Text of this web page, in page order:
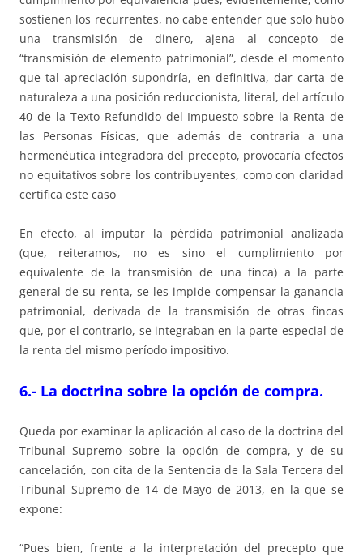
sostienen los recurrentes, no cabe entender que solo hubo
una transmisión de dinero, ajena al concepto de
“transmisión de elemento patrimonial”, desde el momento
que tal apreciación supondría, en definitiva, dar carta de
naturaleza a una posición reduccionista, literal, del artículo
40 de la Texto Refundido del Impuesto sobre la Renta de
las Personas Físicas, que además de contraria a una
hermenéutica integradora del precepto, provocaría efectos
no equitativos sobre los contribuyentes, como con claridad
certifica este caso
En efecto, al imputar la pérdida patrimonial analizada
(que, reiteramos, no es sino el cumplimiento por
equivalente de la transmisión de una finca) a la parte
general de su renta, se les impide compensar la ganancia
patrimonial, derivada de la transmisión de otras fincas
que, por el contrario, se integraban en la parte especial de
la renta del mismo período impositivo.
6.- La doctrina sobre la opción de compra.
Queda por examinar la aplicación al caso de la doctrina del
Tribunal Supremo sobre la opción de compra, y de su
cancelación, con cita de la Sentencia de la Sala Tercera del
Tribunal Supremo de 14 de Mayo de 2013, en la que se
expone:
“Pues bien, frente a la interpretación del precepto que